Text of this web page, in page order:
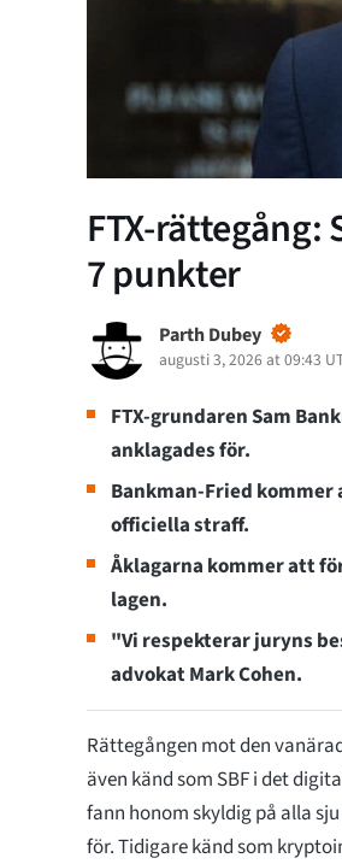
FTX-
7 punkter
Parth Dubey
augusti 3, 2026 at 09:43
FTX-grundaren Sam
anklagades för.
Bankman-Fried
officiella straff.
Åklagarna kommer att
lagen.
"Vi respekterar juryns
advokat Mark Cohen.
Rättegången mot den
även känd som SBF i det
fann honom skyldig på alla
för. Tidigare känd som